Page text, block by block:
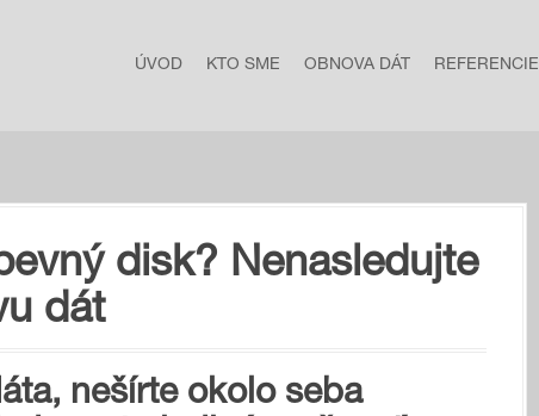
ÚVOD KTO SME OBNOVA DÁT REFERENCIE
disk? Nenasledujte
dát
nešírte okolo seba